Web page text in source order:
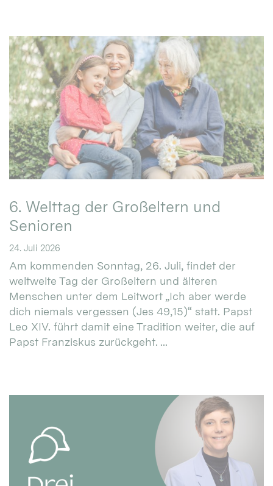
6. Welttag der Großeltern und
Senioren
24. Juli 2026
Am kommenden Sonntag, 26. Juli, findet der
weltweite Tag der Großeltern und älteren
Menschen unter dem Leitwort „Ich aber werde
dich niemals vergessen (Jes 49,15)“ statt. Papst
Leo XIV. führt damit eine Tradition weiter, die auf
Papst Franziskus zurückgeht. ...